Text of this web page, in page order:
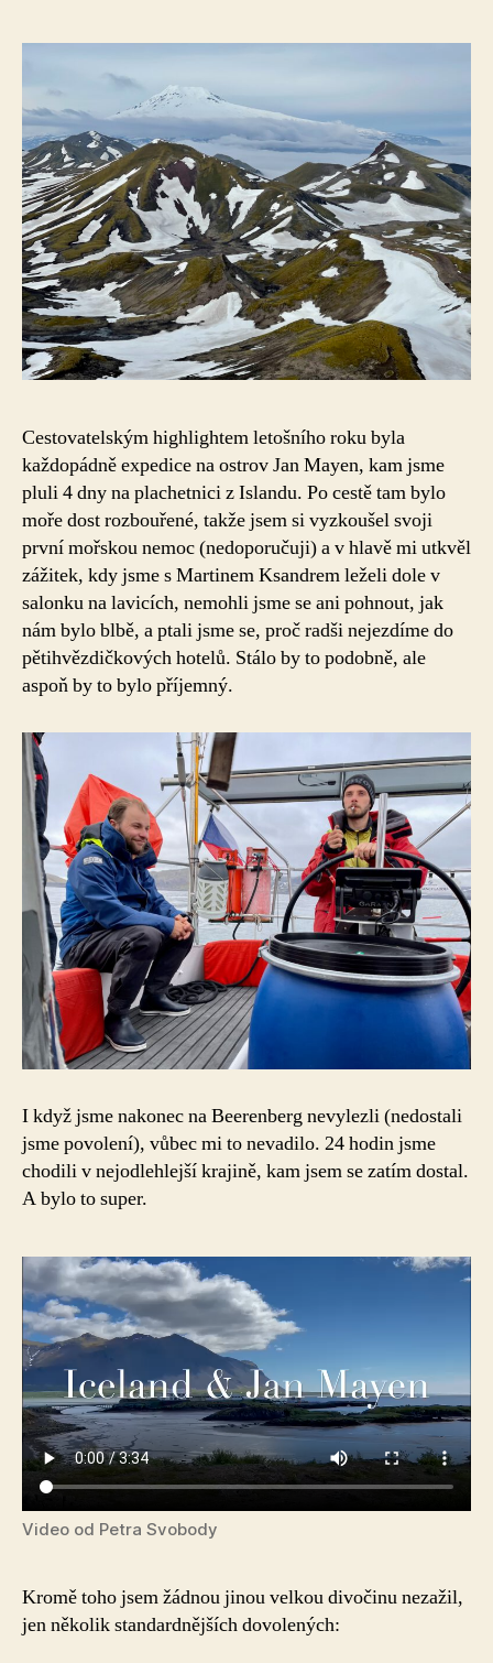
Cestovatelským highlightem letošního roku byla
každopádně expedice na ostrov Jan Mayen, kam jsme
pluli 4 dny na plachetnici z Islandu. Po cestě tam bylo
moře dost rozbouřené, takže jsem si vyzkoušel svoji
první mořskou nemoc (nedoporučuji) a v hlavě mi utkvěl
zážitek, kdy jsme s Martinem Ksandrem leželi dole v
salonku na lavicích, nemohli jsme se ani pohnout, jak
nám bylo blbě, a ptali jsme se, proč radši nejezdíme do
pětihvězdičkových hotelů. Stálo by to podobně, ale
aspoň by to bylo příjemný.
I když jsme nakonec na Beerenberg nevylezli (nedostali
jsme povolení), vůbec mi to nevadilo. 24 hodin jsme
chodili v nejodlehlejší krajině, kam jsem se zatím dostal.
A bylo to super.
Video od Petra Svobody
Kromě toho jsem žádnou jinou velkou divočinu nezažil,
jen několik standardnějších dovolených: